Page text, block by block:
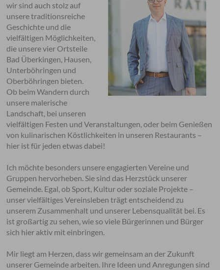
wir sind auch stolz auf
unsere traditionsreiche
Geschichte und die
vielfältigen Möglichkeiten,
die unsere vier Ortsteile
Bad Überkingen, Hausen,
Unterböhringen und
Oberböhringen bieten.
Ob beim Wandern durch
unsere malerische
Landschaft, bei unseren
vielfältigen Festen und Veranstaltungen, oder beim Genießen
von kulinarischen Köstlichkeiten in unseren Restaurants –
hier ist für jeden etwas dabei!
Ich möchte besonders unsere engagierten Vereine und
Gruppen hervorheben. Sie sind das Herzstück unserer
Gemeinde. Egal, ob Sport, Kultur oder soziale Projekte –
unser vielfältiges Vereinsleben trägt entscheidend zu
unserem Zusammenhalt und unserer Lebensqualität bei. Es
ist großartig zu sehen, wie so viele Bürgerinnen und Bürger
sich hier aktiv mit einbringen.
Mir liegt am Herzen, dass wir gemeinsam an der Zukunft
unserer Gemeinde arbeiten. Ihre Ideen und Anregungen sind